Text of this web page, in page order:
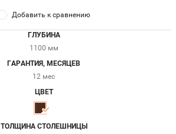
Добавить к сравнению
ГЛУБИНА
1100 мм
ГАРАНТИЯ, МЕСЯЦЕВ
12 мес
ЦВЕТ
ТОЛЩИНА СТОЛЕШНИЦЫ